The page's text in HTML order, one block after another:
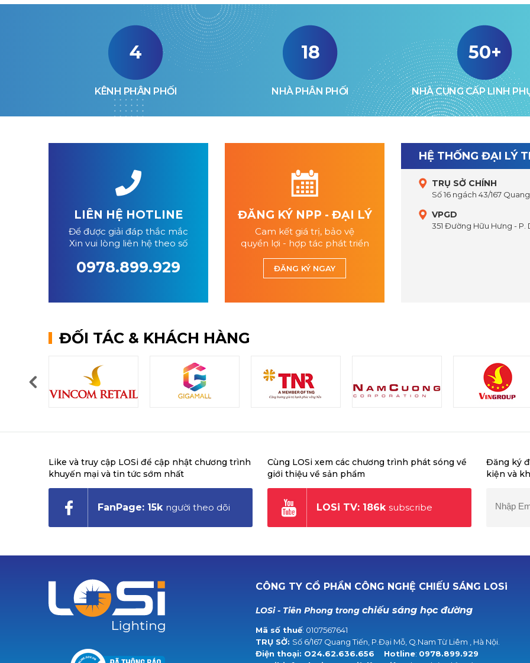
4
KÊNH PHÂN PHỐI
18
NHÀ PHÂN PHỐI
50+
NHÀ CUNG CẤP LINH
LIÊN HỆ HOTLINE
Để được giải đáp thắc mắc
Xin vui lòng liên hệ theo số
0978.899.929
ĐĂNG KÝ NPP - ĐẠI LÝ
Cam kết giá trị, bảo vệ
quyền lợi - hợp tác phát triển
ĐĂNG KÝ NGAY
HỆ THỐNG ĐẠI LÝ
TRỤ SỞ CHÍNH
Số 16 ngách 43/167
VPGD
351 Đường Hữu Hưng -
ĐỐI TÁC & KHÁCH HÀNG
Like và truy cập LOSi để cập nhật chương trình
khuyến mại và tin tức sớm nhất
FanPage: 15k người theo dõi
Cùng LOSi xem các chương trình phát sóng về
giới thiệu về sản phẩm
LOSi TV: 186k subscribe
Đăng ký
kiện và
CÔNG TY CỔ PHẦN CÔNG NGHỆ CHIẾU SÁNG LOSi
LOSi - Tiên Phong trong chiếu sáng học đường
Mã số thuế: 0107567641
TRỤ SỞ: Số 6/167 Quang Tiến, P.Đại Mỗ, Q.Nam Từ Liêm , Hà Nội.
Điện thoại: O24.62.636.656 Hotline: 0978.899.929